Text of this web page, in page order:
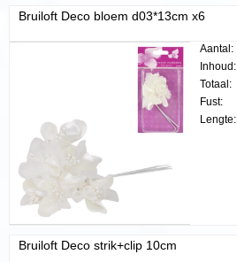
Bruiloft Deco bloem d03*13cm x6
Aantal:
Inhoud:
Totaal:
Fust:
Lengte:
Bruiloft Deco strik+clip 10cm